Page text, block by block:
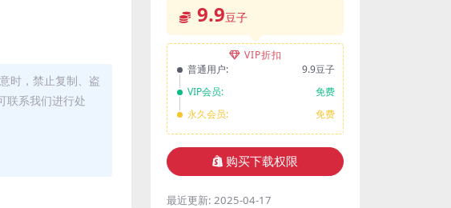
时，禁止复制、盗
联系我们进行处
9.9豆子
VIP折扣
普通用户:
9.9豆子
VIP会员:
免费
永久会员:
免费
购买下载权限
最近更新: 2025-04-17